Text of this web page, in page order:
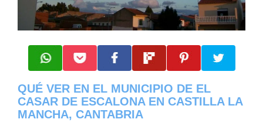
QUÉ VER EN EL MUNICIPIO DE EL
CASAR DE ESCALONA EN CASTILLA LA
MANCHA, CANTABRIA